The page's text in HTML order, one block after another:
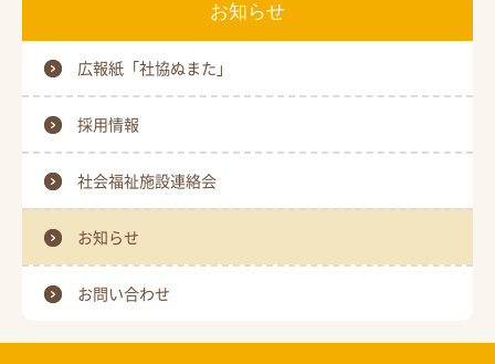
お知らせ
広報紙「社協ぬまた」
採用情報
社会福祉施設連絡会
お知らせ
お問い合わせ